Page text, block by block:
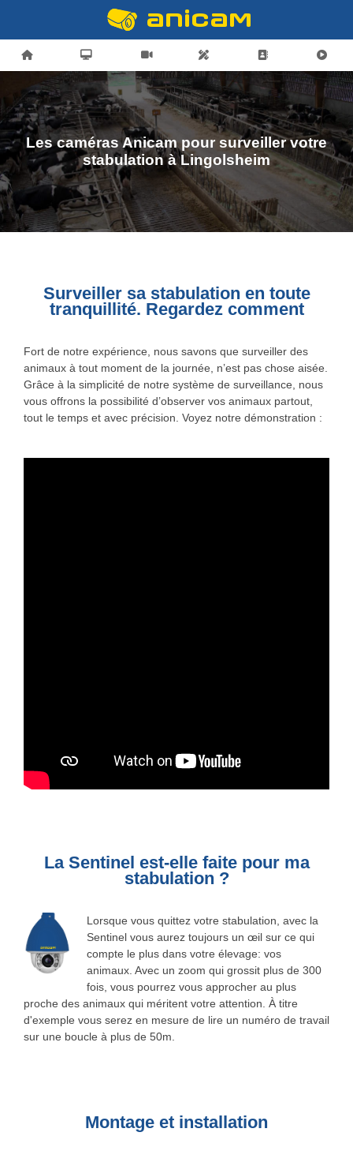
Les caméras Anicam pour surveiller votre
stabulation à Lingolsheim
Surveiller sa stabulation en toute
tranquillité. Regardez comment
Fort de notre expérience, nous savons que surveiller des
animaux à tout moment de la journée, n’est pas chose aisée.
Grâce à la simplicité de notre système de surveillance, nous
vous offrons la possibilité d’observer vos animaux partout,
tout le temps et avec précision. Voyez notre démonstration :
La Sentinel est-elle faite pour ma
stabulation ?
Lorsque vous quittez votre stabulation, avec la
Sentinel vous aurez toujours un œil sur ce qui
compte le plus dans votre élevage: vos
animaux. Avec un zoom qui grossit plus de 300
fois, vous pourrez vous approcher au plus
proche des animaux qui méritent votre attention. À titre
d'exemple vous serez en mesure de lire un numéro de travail
sur une boucle à plus de 50m.
Montage et installation